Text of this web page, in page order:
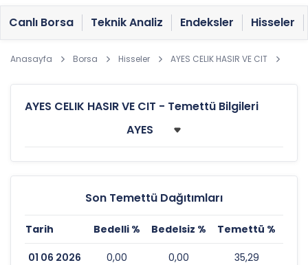
Canlı Borsa Teknik Analiz Endeksler Hisseler
Anasayfa Borsa Hisseler AYES CELIK HASIR VE CIT
AYES CELIK HASIR VE CIT - Temettü Bilgileri
Son Temettü Dağıtımları
Tarih Bedelli % Bedelsiz % Temettü %
01 06 2026 0,00 0,00 35,29